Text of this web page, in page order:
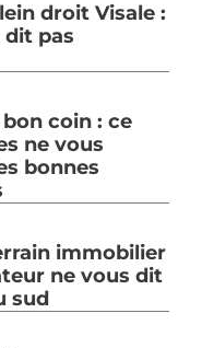
droit Visale :
dit pas
coin : ce
ne vous
bonnes
immobilier
ne vous dit
sud